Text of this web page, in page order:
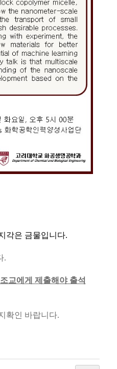
각은 금물입니다.
.
교에게 제출해야 출석
확인 바랍니다.